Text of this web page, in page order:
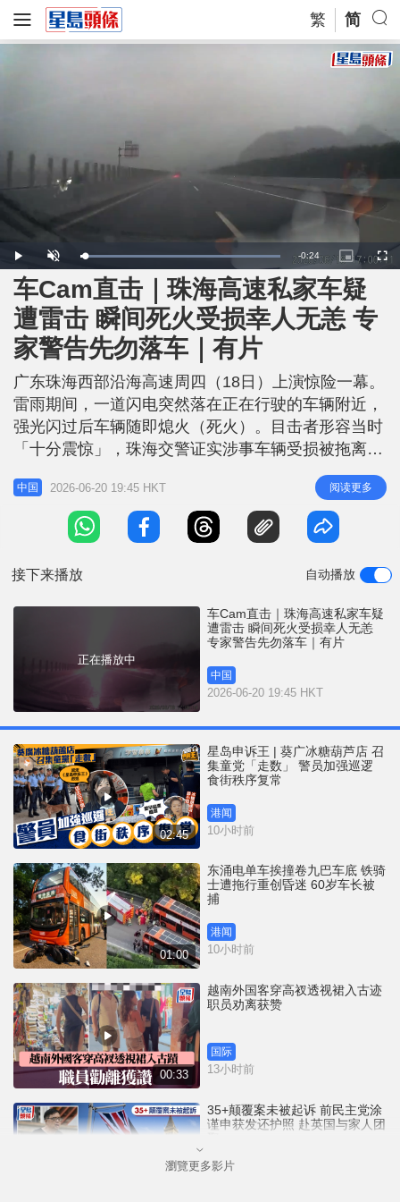
繁 简
P
l
a
y
U
n
u
t
e
L
o
a
d
e
d
1
0
.
0
%
R
e
m
n
n
-0:24
P
i
c
t
u
t
r
e
F
u
车Cam直击｜珠海高速私家车疑
遭雷击 瞬间死火受损幸人无恙 专
家警告先勿落车｜有片
广东珠海西部沿海高速周四（18日）上演惊险一幕。
雷雨期间，一道闪电突然落在正在行驶的车辆附近，
强光闪过后车辆随即熄火（死火）。目击者形容当时
「十分震惊」，珠海交警证实涉事车辆受损被拖离高
速，车上人员并无大碍。 车CAM拍下闪电瞬间 据行
车记录仪片段显示，事发时正值雷雨天气，一辆车在
西部沿海高速上行驶期间，一道闪电突然落在其附近
位置。目击者梅先生表示，这是其首次如此近距离感
中国 2026-06-20 19:45 HKT 阅读更多
接下来播放 自动播放
正在播放中
车Cam直击｜珠海高速私家车疑
遭雷击 瞬间死火受损幸人无恙
专家警告先勿落车｜有片
中国
2026-06-20 19:45 HKT
02:45
星岛申诉王 | 葵广冰糖葫芦店 召
集童党「走数」 警员加强巡逻
食街秩序复常
港闻
10小时前
01:00
东涌电单车挨撞卷九巴车底 铁骑
士遭拖行重创昏迷 60岁车长被
捕
港闻
10小时前
00:33
越南外国客穿高衩透视裙入古迹
职员劝离获赞
国际
13小时前
35+颠覆案未被起诉 前民主党涂
谨申获发还护照 赴英国与家人团
港闻
瀏覽更多影片